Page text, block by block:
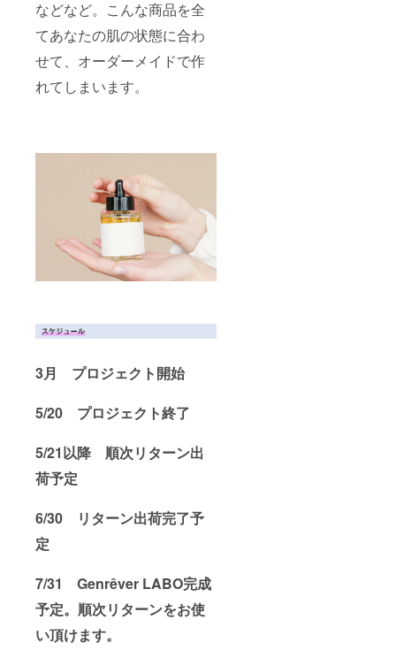
などなど。こんな商品を全
てあなたの肌の状態に合わ
せて、オーダーメイドで作
れてしまいます。
3月 プロジェクト開始
5/20 プロジェクト終了
5/21以降 順次リターン出
荷予定
6/30 リターン出荷完了予
定
7/31 Genrêver LABO完成
予定。順次リターンをお使
い頂けます。